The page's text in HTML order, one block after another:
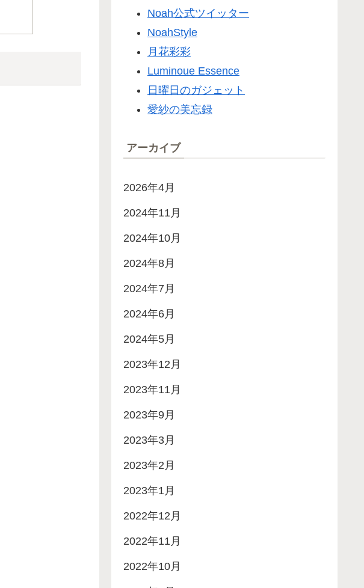
Noah公式ツイッター
NoahStyle
月花彩彩
Luminoue Essence
日曜日のガジェット
愛紗の美忘録
アーカイブ
2026年4月
2024年11月
2024年10月
2024年8月
2024年7月
2024年6月
2024年5月
2023年12月
2023年11月
2023年9月
2023年3月
2023年2月
2023年1月
2022年12月
2022年11月
2022年10月